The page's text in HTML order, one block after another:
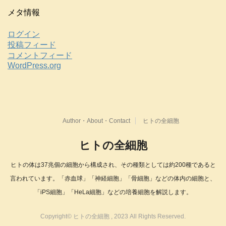
メタ情報
ログイン
投稿フィード
コメントフィード
WordPress.org
Author・About・Contact ヒトの全細胞
ヒトの全細胞
ヒトの体は37兆個の細胞から構成され、その種類としては約200種であると
言われています。「赤血球」「神経細胞」「骨細胞」などの体内の細胞と、
「iPS細胞」「HeLa細胞」などの培養細胞を解説します。
Copyright© ヒトの全細胞 , 2023 All Rights Reserved.